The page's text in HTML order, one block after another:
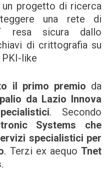
un progetto di ricerca
una rete di
resa sicura dallo
di crittografia su
like
il primo premio da
da Lazio Innova
. Secondo
Systems che
specialistici per
. Terzi ex aequoTnet
.